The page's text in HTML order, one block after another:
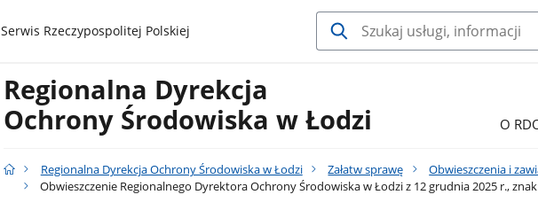
gov.pl
Serwis Rzeczypospolitej Polskiej
Regionalna Dyrekcja
Ochrony Środowiska w Łodzi
O
Regionalna Dyrekcja Ochrony Środowiska w Łodzi Załatw sprawę Obwieszczenia i
Obwieszczenie Regionalnego Dyrektora Ochrony Środowiska w Łodzi z 12 grudnia 2025 r., znak: